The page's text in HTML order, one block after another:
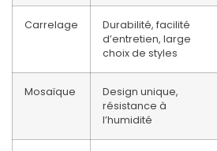
Carrelage
Durabilité, facilité
d’entretien, large
choix de styles
Mosaïque
Design unique,
résistance à
l’humidité